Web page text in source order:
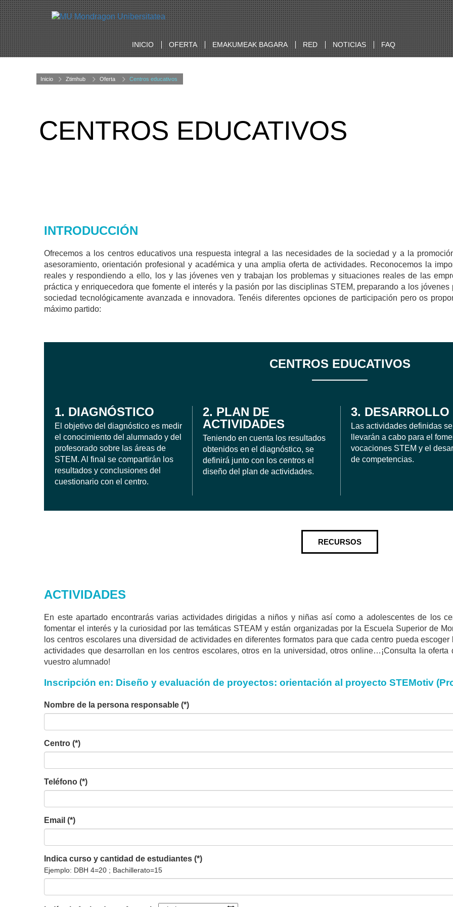
INICIO OFERTA EMAKUMEAK BAGARA RED NOTICIAS FAQ
Inicio Ztimhub Oferta Centros educativos
CENTROS EDUCATIVOS
INTRODUCCIÓN
Ofrecemos a los centros educativos una respuesta integral a las necesidades de la sociedad y a la
asesoramiento, orientación profesional y académica y una amplia oferta de actividades. Reconocemos la
reales y respondiendo a ello, los y las jóvenes ven y trabajan los problemas y situaciones reales de las
práctica y enriquecedora que fomente el interés y la pasión por las disciplinas STEM, preparando a los
sociedad tecnológicamente avanzada e innovadora. Tenéis diferentes opciones de participación pero os
máximo partido:
CENTROS EDUCATIVOS
1. DIAGNÓSTICO
El objetivo del diagnóstico es medir
el conocimiento del alumnado y del
profesorado sobre las áreas de
STEM. Al final se compartirán los
resultados y conclusiones del
cuestionario con el centro.
2. PLAN DE
ACTIVIDADES
Teniendo en cuenta los resultados
obtenidos en el diagnóstico, se
definirá junto con los centros el
diseño del plan de actividades.
3. DESARROLLO
Las actividades definidas se
llevarán a cabo para el
vocaciones STEM y el
de competencias.
RECURSOS
ACTIVIDADES
En este apartado encontrarás varias actividades dirigidas a niños y niñas así como a adolescentes de los
fomentar el interés y la curiosidad por las temáticas STEAM y están organizadas por la Escuela Superior de
los centros escolares una diversidad de actividades en diferentes formatos para que cada centro pueda
actividades que desarrollan en los centros escolares, otros en la universidad, otros online…¡Consulta la
vuestro alumnado!
Inscripción en: Diseño y evaluación de proyectos: orientación al proyecto STEMotiv
Nombre de la persona responsable (*)
Centro (*)
Teléfono (*)
Email (*)
Indica curso y cantidad de estudiantes (*)
Ejemplo: DBH 4=20 ; Bachillerato=15